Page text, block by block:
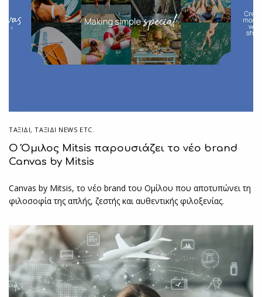
ΤΑΞΙΔΙ,ΤΑΞΊΔΙ NEWS ETC.
Ο Όμιλος Mitsis παρουσιάζει το νέο brand
Canvas by Mitsis
Canvas by Mitsis, το νέο brand του Ομίλου που αποτυπώνει τη
φιλοσοφία της απλής, ζεστής και αυθεντικής φιλοξενίας.